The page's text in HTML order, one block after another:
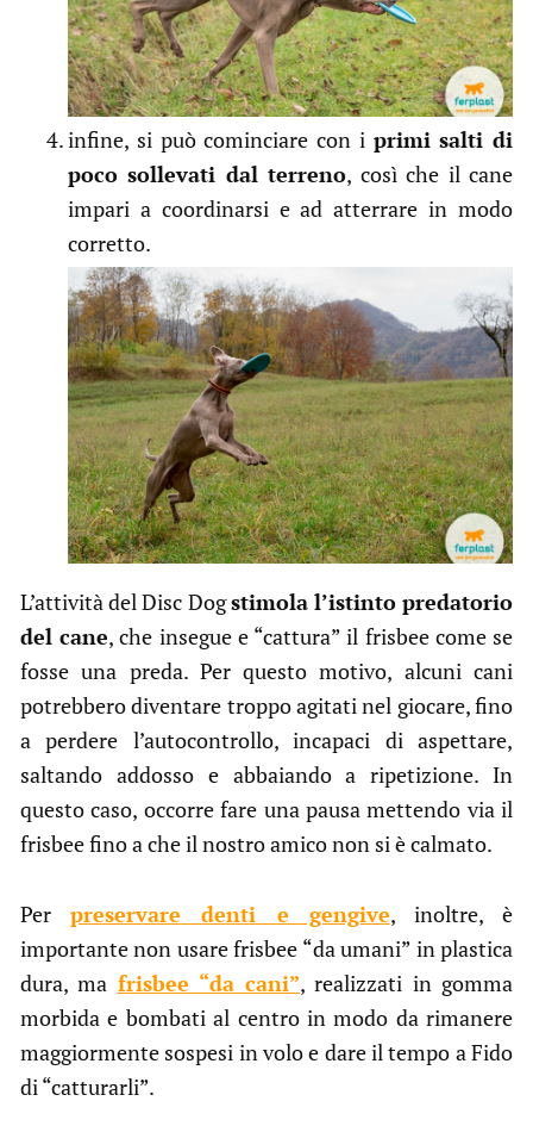
infine, si può cominciare con i primi salti di
poco sollevati dal terreno, così che il cane
impari a coordinarsi e ad atterrare in modo
corretto.
L’attività del Disc Dogstimola l’istinto predatorio
del cane, che insegue e “cattura” il frisbee come se
fosse una preda. Per questo motivo, alcuni cani
potrebbero diventare troppo agitati nel giocare, fino
a perdere l’autocontrollo, incapaci di aspettare,
saltando addosso e abbaiando a ripetizione. In
questo caso, occorre fare una pausa mettendo via il
frisbee fino a che il nostro amico non si è calmato.
Perpreservare denti e gengive, inoltre, è
importante non usare frisbee “da umani” in plastica
dura, ma frisbee “da cani”, realizzati in gomma
morbida e bombati al centro in modo da rimanere
maggiormente sospesi in volo e dare il tempo a Fido
di “catturarli”.